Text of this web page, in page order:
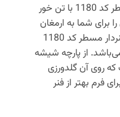
ست شورت و سوتین فنردار مسطر کد 1180 با تن خور
برای شما به ارمغان
می‌ آورد. ست شورت و سوتین فنردار مسطر کد 1180
می‌باشد. از پارچه شیشه
روی آن گلدورزی
فرم بهتر از فنر